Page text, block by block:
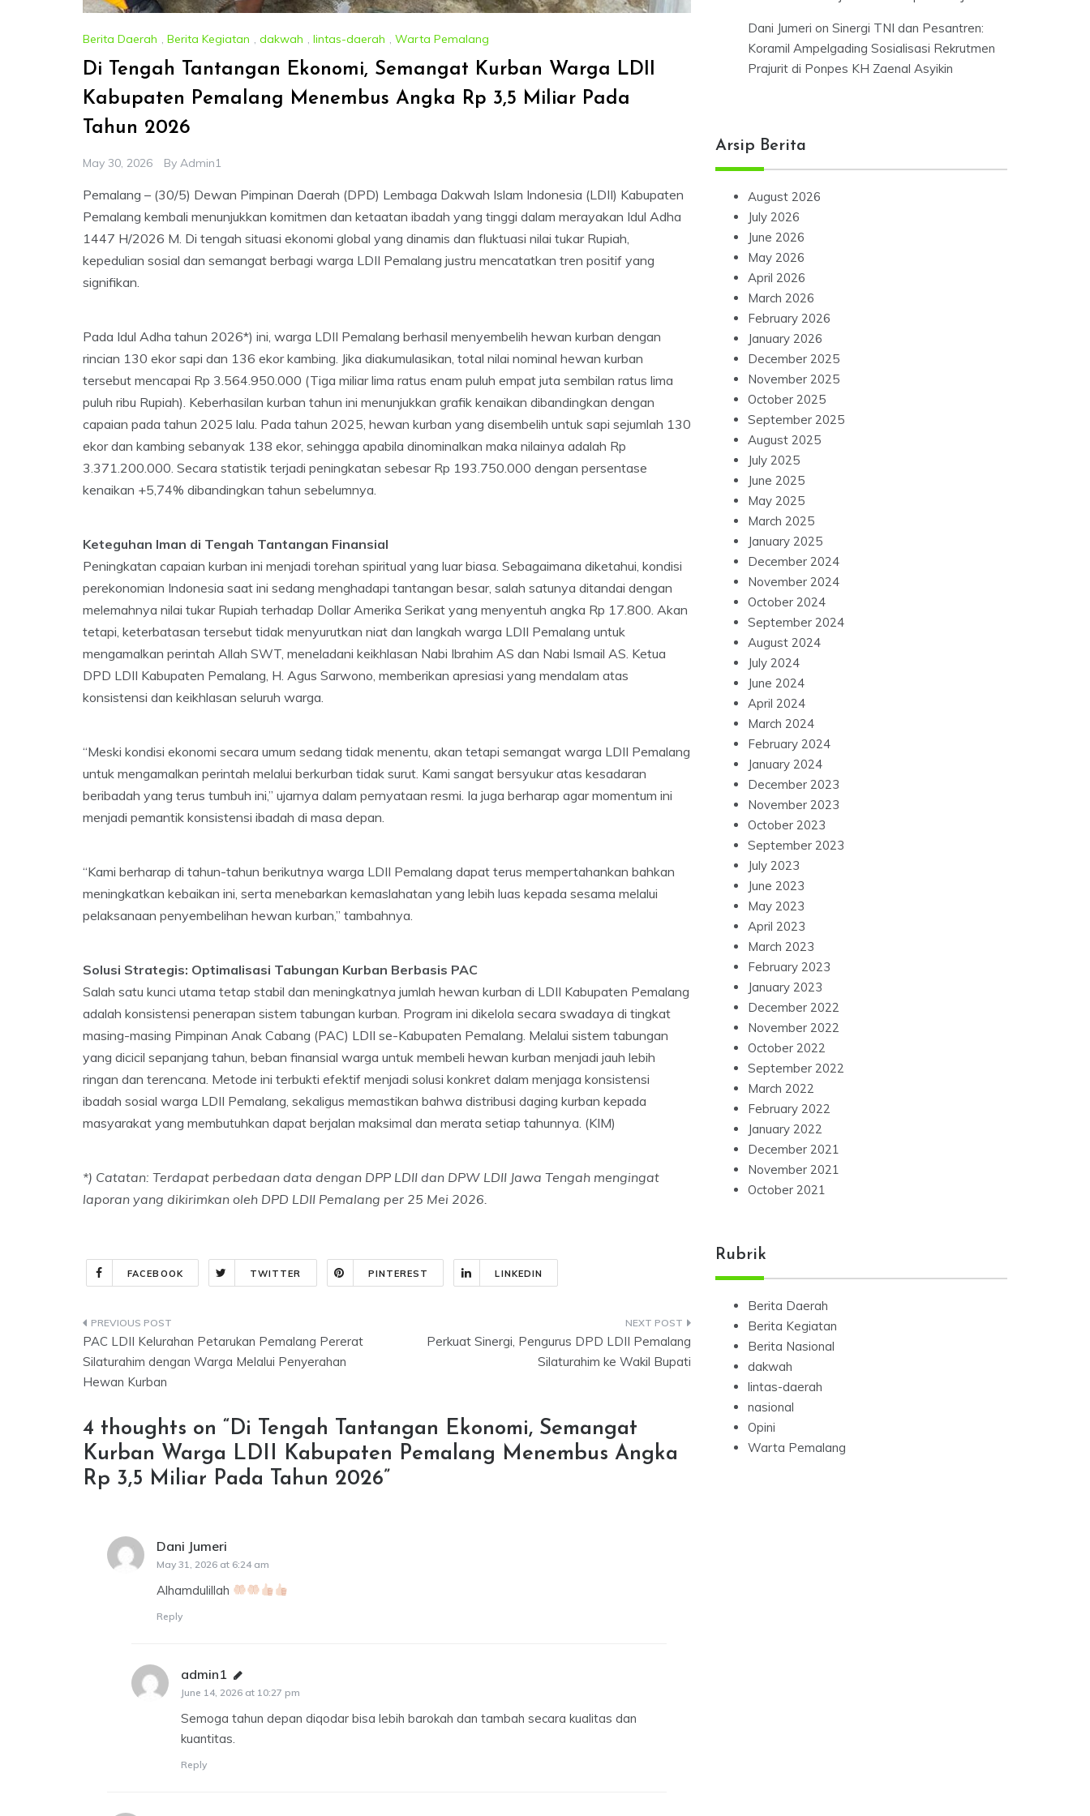
Berita Daerah , Berita Kegiatan , dakwah , lintas-daerah , Warta Pemalang
Di Tengah Tantangan Ekonomi, Semangat Kurban Warga LDII
Kabupaten Pemalang Menembus Angka Rp 3,5 Miliar Pada
Tahun 2026
May 30, 2026 By Admin1
Pemalang – (30/5) Dewan Pimpinan Daerah (DPD) Lembaga Dakwah Islam Indonesia (LDII) Kabupaten
Pemalang kembali menunjukkan komitmen dan ketaatan ibadah yang tinggi dalam merayakan Idul Adha
1447 H/2026 M. Di tengah situasi ekonomi global yang dinamis dan fluktuasi nilai tukar Rupiah,
kepedulian sosial dan semangat berbagi warga LDII Pemalang justru mencatatkan tren positif yang
signifikan.
Pada Idul Adha tahun 2026*) ini, warga LDII Pemalang berhasil menyembelih hewan kurban dengan
rincian 130 ekor sapi dan 136 ekor kambing. Jika diakumulasikan, total nilai nominal hewan kurban
tersebut mencapai Rp 3.564.950.000 (Tiga miliar lima ratus enam puluh empat juta sembilan ratus lima
puluh ribu Rupiah). Keberhasilan kurban tahun ini menunjukkan grafik kenaikan dibandingkan dengan
capaian pada tahun 2025 lalu. Pada tahun 2025, hewan kurban yang disembelih untuk sapi sejumlah 130
ekor dan kambing sebanyak 138 ekor, sehingga apabila dinominalkan maka nilainya adalah Rp
3.371.200.000. Secara statistik terjadi peningkatan sebesar Rp 193.750.000 dengan persentase
kenaikan +5,74% dibandingkan tahun sebelumnya.
Keteguhan Iman di Tengah Tantangan Finansial
Peningkatan capaian kurban ini menjadi torehan spiritual yang luar biasa. Sebagaimana diketahui, kondisi
perekonomian Indonesia saat ini sedang menghadapi tantangan besar, salah satunya ditandai dengan
melemahnya nilai tukar Rupiah terhadap Dollar Amerika Serikat yang menyentuh angka Rp 17.800. Akan
tetapi, keterbatasan tersebut tidak menyurutkan niat dan langkah warga LDII Pemalang untuk
mengamalkan perintah Allah SWT, meneladani keikhlasan Nabi Ibrahim AS dan Nabi Ismail AS. Ketua
DPD LDII Kabupaten Pemalang, H. Agus Sarwono, memberikan apresiasi yang mendalam atas
konsistensi dan keikhlasan seluruh warga.
“Meski kondisi ekonomi secara umum sedang tidak menentu, akan tetapi semangat warga LDII Pemalang
untuk mengamalkan perintah melalui berkurban tidak surut. Kami sangat bersyukur atas kesadaran
beribadah yang terus tumbuh ini,” ujarnya dalam pernyataan resmi. Ia juga berharap agar momentum ini
menjadi pemantik konsistensi ibadah di masa depan.
“Kami berharap di tahun-tahun berikutnya warga LDII Pemalang dapat terus mempertahankan bahkan
meningkatkan kebaikan ini, serta menebarkan kemaslahatan yang lebih luas kepada sesama melalui
pelaksanaan penyembelihan hewan kurban,” tambahnya.
Solusi Strategis: Optimalisasi Tabungan Kurban Berbasis PAC
Salah satu kunci utama tetap stabil dan meningkatnya jumlah hewan kurban di LDII Kabupaten Pemalang
adalah konsistensi penerapan sistem tabungan kurban. Program ini dikelola secara swadaya di tingkat
masing-masing Pimpinan Anak Cabang (PAC) LDII se-Kabupaten Pemalang. Melalui sistem tabungan
yang dicicil sepanjang tahun, beban finansial warga untuk membeli hewan kurban menjadi jauh lebih
ringan dan terencana. Metode ini terbukti efektif menjadi solusi konkret dalam menjaga konsistensi
ibadah sosial warga LDII Pemalang, sekaligus memastikan bahwa distribusi daging kurban kepada
masyarakat yang membutuhkan dapat berjalan maksimal dan merata setiap tahunnya. (KIM)
*) Catatan: Terdapat perbedaan data dengan DPP LDII dan DPW LDII Jawa Tengah mengingat
laporan yang dikirimkan oleh DPD LDII Pemalang per 25 Mei 2026.
FACEBOOK TWITTER PINTEREST LINKEDIN
Post
navigation
PAC LDII Kelurahan Petarukan Pemalang Pererat
Silaturahim dengan Warga Melalui Penyerahan
Hewan Kurban
Perkuat Sinergi, Pengurus DPD LDII Pemalang
Silaturahim ke Wakil Bupati
4 thoughts on “Di Tengah Tantangan Ekonomi, Semangat
Kurban Warga LDII Kabupaten Pemalang Menembus Angka
Rp 3,5 Miliar Pada Tahun 2026”
Dani Jumeri
May 31, 2026 at 6:24 am
Alhamdulillah
Reply
admin1 says:
June 14, 2026 at 10:27 pm
Semoga tahun depan diqodar bisa lebih barokah dan tambah secara kualitas dan
kuantitas.
Reply
Dani Jumeri on Sinergi TNI dan Pesantren:
Koramil Ampelgading Sosialisasi Rekrutmen
Prajurit di Ponpes KH Zaenal Asyikin
Arsip Berita
August 2026
July 2026
June 2026
May 2026
April 2026
March 2026
February 2026
January 2026
December 2025
November 2025
October 2025
September 2025
August 2025
July 2025
June 2025
May 2025
March 2025
January 2025
December 2024
November 2024
October 2024
September 2024
August 2024
July 2024
June 2024
April 2024
March 2024
February 2024
January 2024
December 2023
November 2023
October 2023
September 2023
July 2023
June 2023
May 2023
April 2023
March 2023
February 2023
January 2023
December 2022
November 2022
October 2022
September 2022
March 2022
February 2022
January 2022
December 2021
November 2021
October 2021
Rubrik
Berita Daerah
Berita Kegiatan
Berita Nasional
dakwah
lintas-daerah
nasional
Opini
Warta Pemalang